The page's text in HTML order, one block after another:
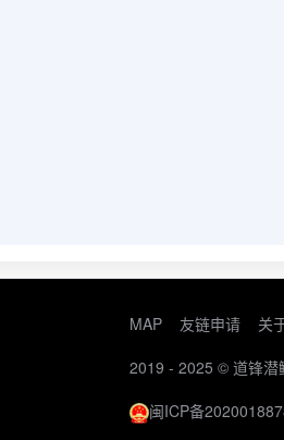
MAP 友链申请 关
2019 - 2025 © 道锋潜
闽ICP备